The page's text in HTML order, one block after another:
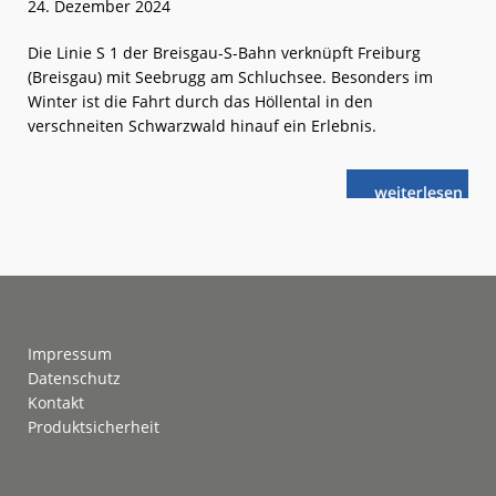
24. Dezember 2024
Die Linie S 1 der Breisgau-S-Bahn verknüpft Freiburg
(Breisgau) mit Seebrugg am Schluchsee. Besonders im
Winter ist die Fahrt durch das Höllental in den
verschneiten Schwarzwald hinauf ein Erlebnis.
weiterlese
nAusflugstipp:
Impressum
Datenschutz
Kontakt
Produktsicherheit